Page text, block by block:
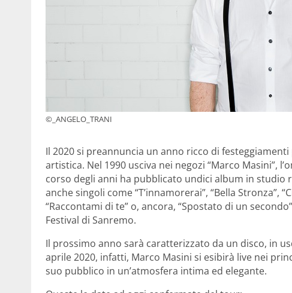
©_ANGELO_TRANI
Il 2020 si preannuncia un anno ricco di
artistica. Nel 1990 usciva nei negozi “Marco Masini”,
corso degli anni ha pubblicato undici album in
anche singoli come “T’innamorerai”, “Bella Stronza”,
“Raccontami di te” o, ancora, “Spostato di un
Festival di Sanremo.
Il prossimo anno sarà caratterizzato da un disco, in
aprile 2020, infatti, Marco Masini si esibirà live nei
suo pubblico in un’atmosfera intima ed elegante.